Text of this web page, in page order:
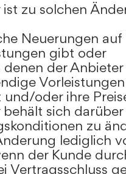
zu solchen
Neuerungen
gibt oder
der Anbieter
oder ihre
sich darüber
zu
lediglich
der Kunde
Vertragsschluss